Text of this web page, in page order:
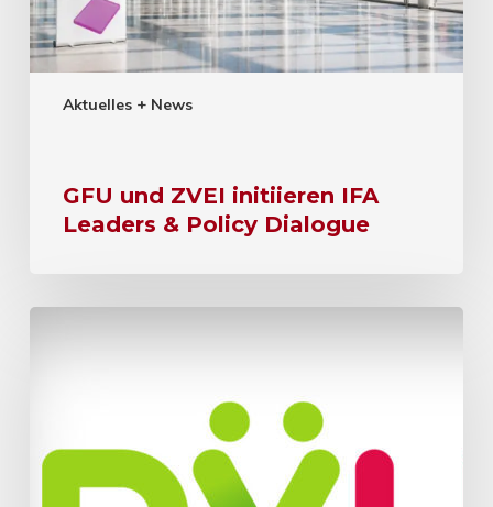
Aktuelles + News
GFU und ZVEI initiieren IFA
Leaders & Policy Dialogue